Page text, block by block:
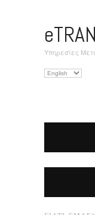
Υπηρεσίες
Επιλέξτε